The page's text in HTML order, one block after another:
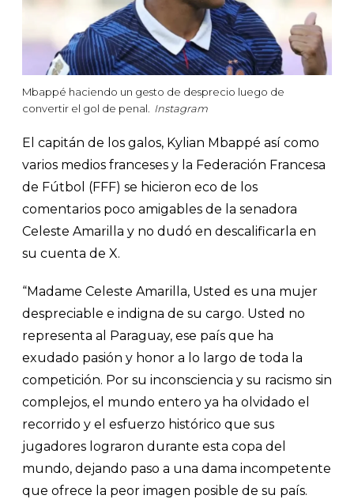
Mbappé haciendo un gesto de desprecio luego de
convertir el gol de penal.
Instagram
El capitán de los galos, Kylian Mbappé así como
varios medios franceses y la Federación Francesa
de Fútbol (FFF) se hicieron eco de los
comentarios poco amigables de la senadora
Celeste Amarilla y no dudó en descalificarla en
su cuenta de X.
“Madame Celeste Amarilla, Usted es una mujer
despreciable e indigna de su cargo. Usted no
representa al Paraguay, ese país que ha
exudado pasión y honor a lo largo de toda la
competición. Por su inconsciencia y su racismo sin
complejos, el mundo entero ya ha olvidado el
recorrido y el esfuerzo histórico que sus
jugadores lograron durante esta copa del
mundo, dejando paso a una dama incompetente
que ofrece la peor imagen posible de su país.